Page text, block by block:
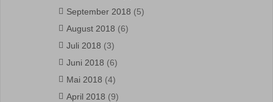
September 2018 (5)
August 2018 (6)
Juli 2018 (3)
Juni 2018 (6)
Mai 2018 (4)
April 2018 (9)